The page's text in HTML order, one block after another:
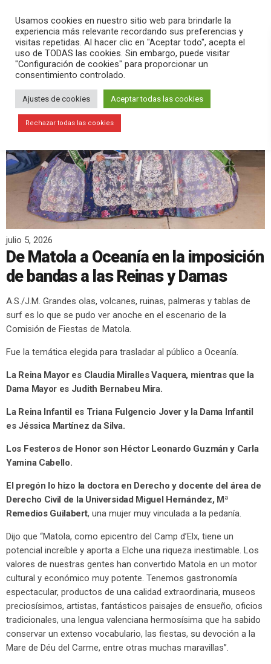
search menu pause PLAY
julio 5, 2026
De Matola a Oceanía en la imposición
de bandas a las Reinas y Damas
A.S./J.M. Grandes olas, volcanes, ruinas, palmeras y tablas de
surf es lo que se pudo ver anoche en el escenario de la
Comisión de Fiestas de Matola.
Fue la temática elegida para trasladar al público a Oceanía.
La Reina Mayor es Claudia Miralles Vaquera, mientras que la
Dama Mayor es Judith Bernabeu Mira.
La Reina Infantil es Triana Fulgencio Jover y la Dama Infantil
es Jéssica Martínez da Silva.
Los Festeros de Honor son Héctor Leonardo Guzmán y Carla
Yamina Cabello.
El pregón lo hizo la doctora en Derecho y docente del área de
Derecho Civil de la Universidad Miguel Hernández, Mª
Remedios Guilabert, una mujer muy vinculada a la pedanía.
Dijo que “Matola, como epicentro del Camp d’Elx, tiene un
potencial increíble y aporta a Elche una riqueza inestimable. Los
valores de nuestras gentes han convertido Matola en un motor
cultural y económico muy potente. Tenemos gastronomía
espectacular, productos de una calidad extraordinaria, museos
preciosísimos, artistas, fantásticos paisajes de ensueño, oficios
tradicionales, una lengua valenciana hermosísima que ha sabido
conservar un extenso vocabulario, las fiestas, su devoción a la
Mare de Déu del Carme, entre otras muchas maravillas”.
Usamos cookies en nuestro sitio web para brindarle la
experiencia más relevante recordando sus preferencias y
visitas repetidas. Al hacer clic en "Aceptar todo", acepta el
uso de TODAS las cookies. Sin embargo, puede visitar
"Configuración de cookies" para proporcionar un
consentimiento controlado.
Ajustes de cookies Aceptar todas las cookies
Rechazar todas las cookies